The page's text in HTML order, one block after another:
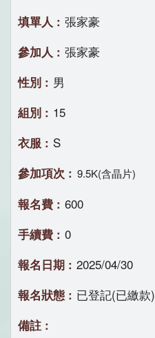
張家豪
張家豪
男
15
S
9.5K(含晶片)
600
0
2025/04/30
已登記(已繳款)